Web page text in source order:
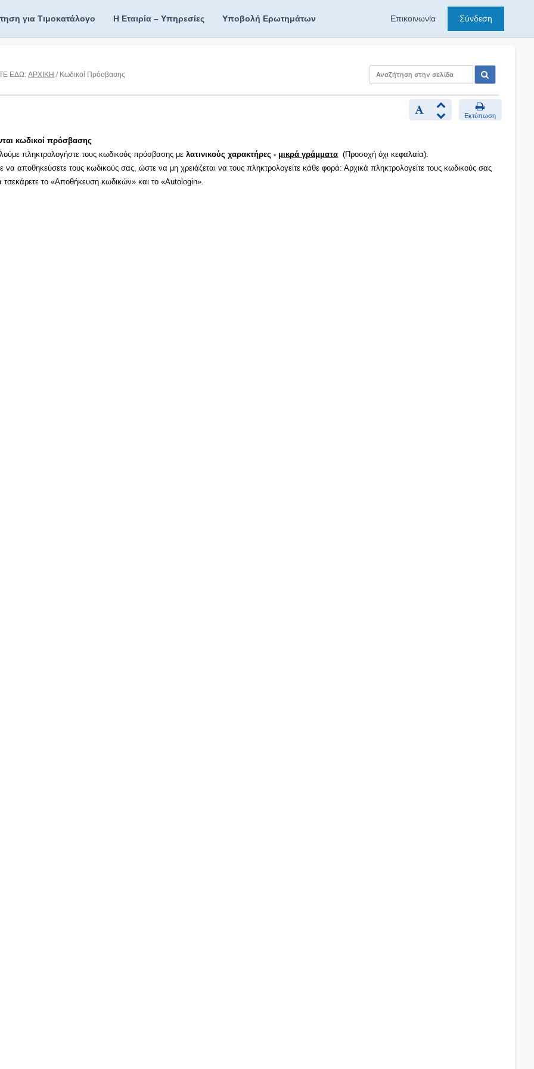
για Τιμοκατάλογο Η Εταιρία – Υπηρεσίες Υποβολή Ερωτημάτων Επικοινωνία Σύνδεση
ΕΔΩ:ΑΡΧΙΚΗ / Κωδικοί Πρόσβασης
Εκτύπωση
κωδικοί πρόσβασης
πληκτρολογήστε τους κωδικούς πρόσβασης μελατινικούς χαρακτήρες - μικρά γράμματα (Προσοχή όχι κεφαλαία).
να αποθηκεύσετε τους κωδικούς σας, ώστε να μη χρειάζεται να τους πληκτρολογείτε κάθε φορά: Αρχικά πληκτρολογείτε τους κωδικούς σας
τσεκάρετε το «Αποθήκευση κωδικών» και το «Autologin».